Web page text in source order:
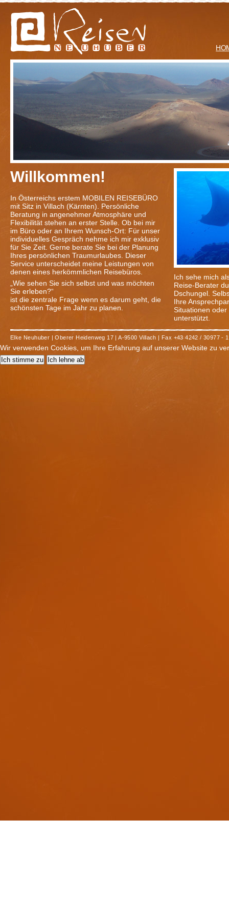
Willkommen!
In Österreichs erstem MOBILEN REISEBÜRO
mit Sitz in Villach (Kärnten). Persönliche
Beratung in angenehmer Atmosphäre und
Flexibilität stehen an erster Stelle. Ob bei mir
im Büro oder an Ihrem Wunsch-Ort: Für unser
individuelles Gespräch nehme ich mir exklusiv
für Sie Zeit. Gerne berate Sie bei der Planung
Ihres persönlichen Traumurlaubes. Dieser
Service unterscheidet meine Leistungen von
denen eines herkömmlichen Reisebüros.
„Wie sehen Sie sich selbst und was möchten
Sie erleben?“
ist die zentrale Frage wenn es darum geht, die
schönsten Tage im Jahr zu planen.
Ich sehe mich
Reise-Berater
Dschungel.
Ihre
Situationen
unterstützt.
Elke Neuhuber | Oberer Heidenweg 17 | A-9500 Villach | Fax +43 4242 / 30977 -
Wir verwenden Cookies, um Ihre Erfahrung auf unserer Website zu
Ich stimme zu Ich lehne ab